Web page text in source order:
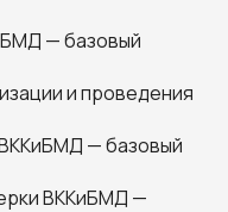
— базовый
и проведения
— базовый
ВККиБМД —